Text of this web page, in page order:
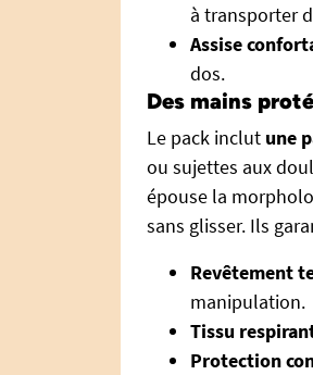
à transporter
Assise
dos.
Des mains
Le pack inclut une
ou sujettes aux
épouse la
sans glisser. Ils
Revêtement
manipulation.
Tissu
Protection